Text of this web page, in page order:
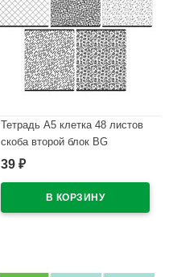
Тетрадь А5 клетка 48 листов
скоба второй блок BG
Элементы ассорти арт.Т5ск48
39 ₽